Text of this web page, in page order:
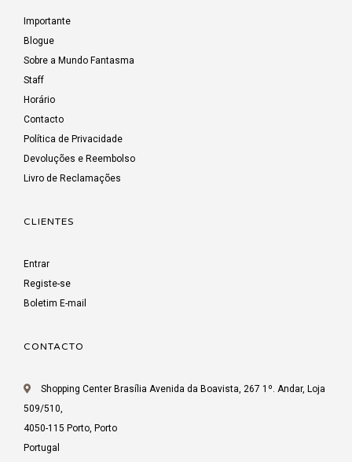
Importante
Blogue
Sobre a Mundo Fantasma
Staff
Horário
Contacto
Política de Privacidade
Devoluções e Reembolso
Livro de Reclamações
CLIENTES
Entrar
Registe-se
Boletim E-mail
CONTACTO
Shopping Center Brasília Avenida da Boavista, 267 1º. Andar, Loja
509/510,
4050-115 Porto, Porto
Portugal